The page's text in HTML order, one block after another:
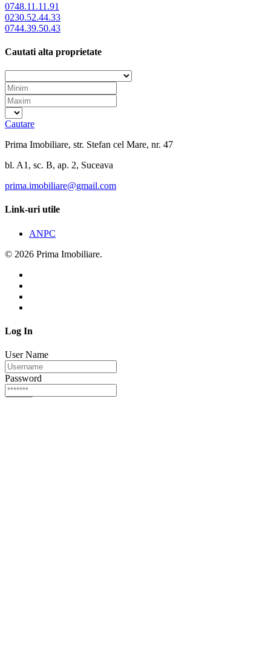
0748.11.11.91
0230.52.44.33
0744.39.50.43
Cautati alta proprietate
Cautare
Prima Imobiliare, str. Stefan cel Mare, nr. 47
bl. A1, sc. B, ap. 2, Suceava
prima.imobiliare@gmail.com
Link-uri utile
ANPC
© 2026 Prima Imobiliare.
Log In
User Name
Password